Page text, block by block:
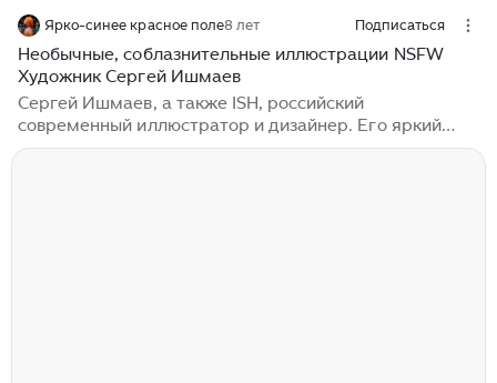
Ярко-синее красное поле8 лет Подписаться
Необычные, соблазнительные иллюстрации NSFW
Художник Сергей Ишмаев
Сергей Ишмаев, а также ISH, российский
современный иллюстратор и дизайнер. Его яркий
стиль всегда узнаваем, его соблазнительные девушки